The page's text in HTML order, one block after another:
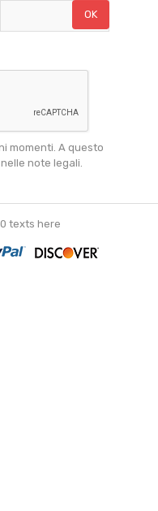
momenti. A questo
note legali.
texts here